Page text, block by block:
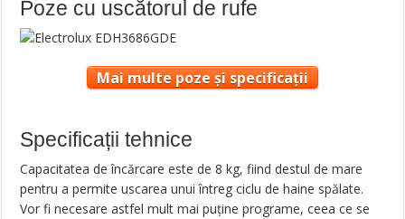
Poze cu uscătorul de rufe
Mai multe poze și specificații
Specificații tehnice
Capacitatea de încărcare este de 8 kg, fiind destul de mare
pentru a permite uscarea unui întreg ciclu de haine spălate.
Vor fi necesare astfel mult mai puține programe, ceea ce se